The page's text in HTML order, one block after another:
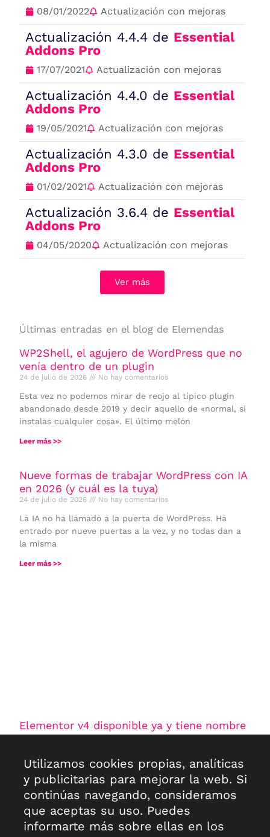
08/01/2022 Actualización con mejoras
Actualización 4.4.4 de Essential
Addons Pro
17/07/2021 Actualización con mejoras
Actualización 4.4.0 de Essential
Addons Pro
19/05/2021 Actualización con mejoras
Actualización 4.3.0 de Essential
Addons Pro
01/02/2021 Actualización con mejoras
Actualización 3.6.4 de Essential
Addons Pro
04/05/2020 Actualización con mejoras
Ver más
Últimas entradas en el blog de Elemendas
WP2Shell, el agujero de WordPress que no
venía dentro de un plugin
24 de julio de 2026 No hay comentarios
Esta vez no podemos mirar de reojo al típico plugin
abandonado desde 2019 y decir aquello de «normal, si
instalas cualquier cosa». El último melón
Leer más >>
Nueve formas de trabajar WordPress con IA
en 2026 (y cuál es la tuya)
24 de julio de 2026 No hay comentarios
La IA no ha llamado a la puerta de WordPress. Ha
entrado por nueve puertas a la vez, y no todas dan a
la misma
Leer más >>
Elementor v4 disponible ya y tiene nombre
oficial – Atomic Editor
Ya está aquí, previsto para salir hoy 30 de marzo de
2026. Es posible que, debido a la distribución
progresiva en los repositorios a nivel
Leer más >>
Utilizamos cookies propias, analíticas
y publicitarias para mejorar la web. Si
continúas navegando, consideramos
que aceptas su uso. Puedes
informarte más sobre ellas en los